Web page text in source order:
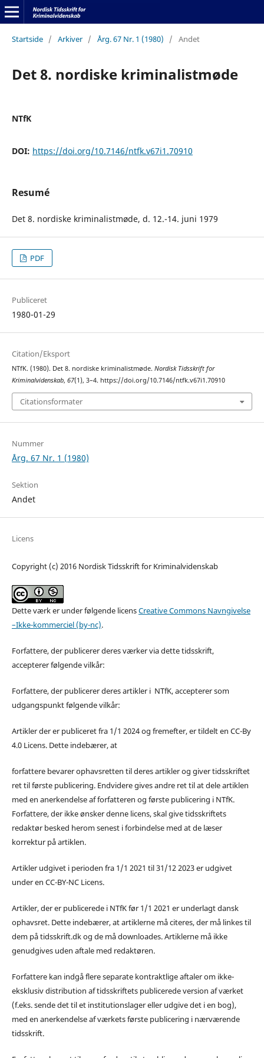
Startside / Arkiver / Årg. 67 Nr. 1 (1980) / Andet
Det 8. nordiske kriminalistmøde
NTfK
DOI: https://doi.org/10.7146/ntfk.v67i1.70910
Resumé
Det 8. nordiske kriminalistmøde, d. 12.-14. juni 1979
PDF
Publiceret
1980-01-29
Citation/Eksport
NTfK. (1980). Det 8. nordiske kriminalistmøde. Nordisk Tidsskrift for
Kriminalvidenskab, 67(1), 3–4. https://doi.org/10.7146/ntfk.v67i1.70910
Citationsformater
Nummer
Årg. 67 Nr. 1 (1980)
Sektion
Andet
Licens
Copyright (c) 2016 Nordisk Tidsskrift for Kriminalvidenskab
Dette værk er under følgende licensCreative Commons Navngivelse
–Ikke-kommerciel (by-nc).
Forfattere, der publicerer deres værker via dette tidsskrift,
accepterer følgende vilkår:
Forfattere, der publicerer deres artikler i NTfK, accepterer som
udgangspunkt følgende vilkår:
Artikler der er publiceret fra 1/1 2024 og fremefter, er tildelt en CC-By
4.0 Licens. Dette indebærer, at
forfattere bevarer ophavsretten til deres artikler og giver tidsskriftet
ret til første publicering. Endvidere gives andre ret til at dele artiklen
med en anerkendelse af forfatteren og første publicering i NTfK.
Forfattere, der ikke ønsker denne licens, skal give tidsskriftets
redaktør besked herom senest i forbindelse med at de læser
korrektur på artiklen.
Artikler udgivet i perioden fra 1/1 2021 til 31/12 2023 er udgivet
under en CC-BY-NC Licens.
Artikler, der er publicerede i NTfK før 1/1 2021 er underlagt dansk
ophavsret. Dette indebærer, at artiklerne må citeres, der må linkes til
dem på tidsskrift.dk og de må downloades. Artiklerne må ikke
genudgives uden aftale med redaktøren.
Forfattere kan indgå flere separate kontraktlige aftaler om ikke-
eksklusiv distribution af tidsskriftets publicerede version af værket
(f.eks. sende det til et institutionslager eller udgive det i en bog),
med en anerkendelse af værkets første publicering i nærværende
tidsskrift.